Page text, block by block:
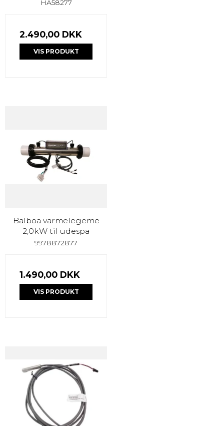
HA58277
2.490,00 DKK
VIS PRODUKT
Balboa varmelegeme
2,0kW til udespa
9978872877
1.490,00 DKK
VIS PRODUKT